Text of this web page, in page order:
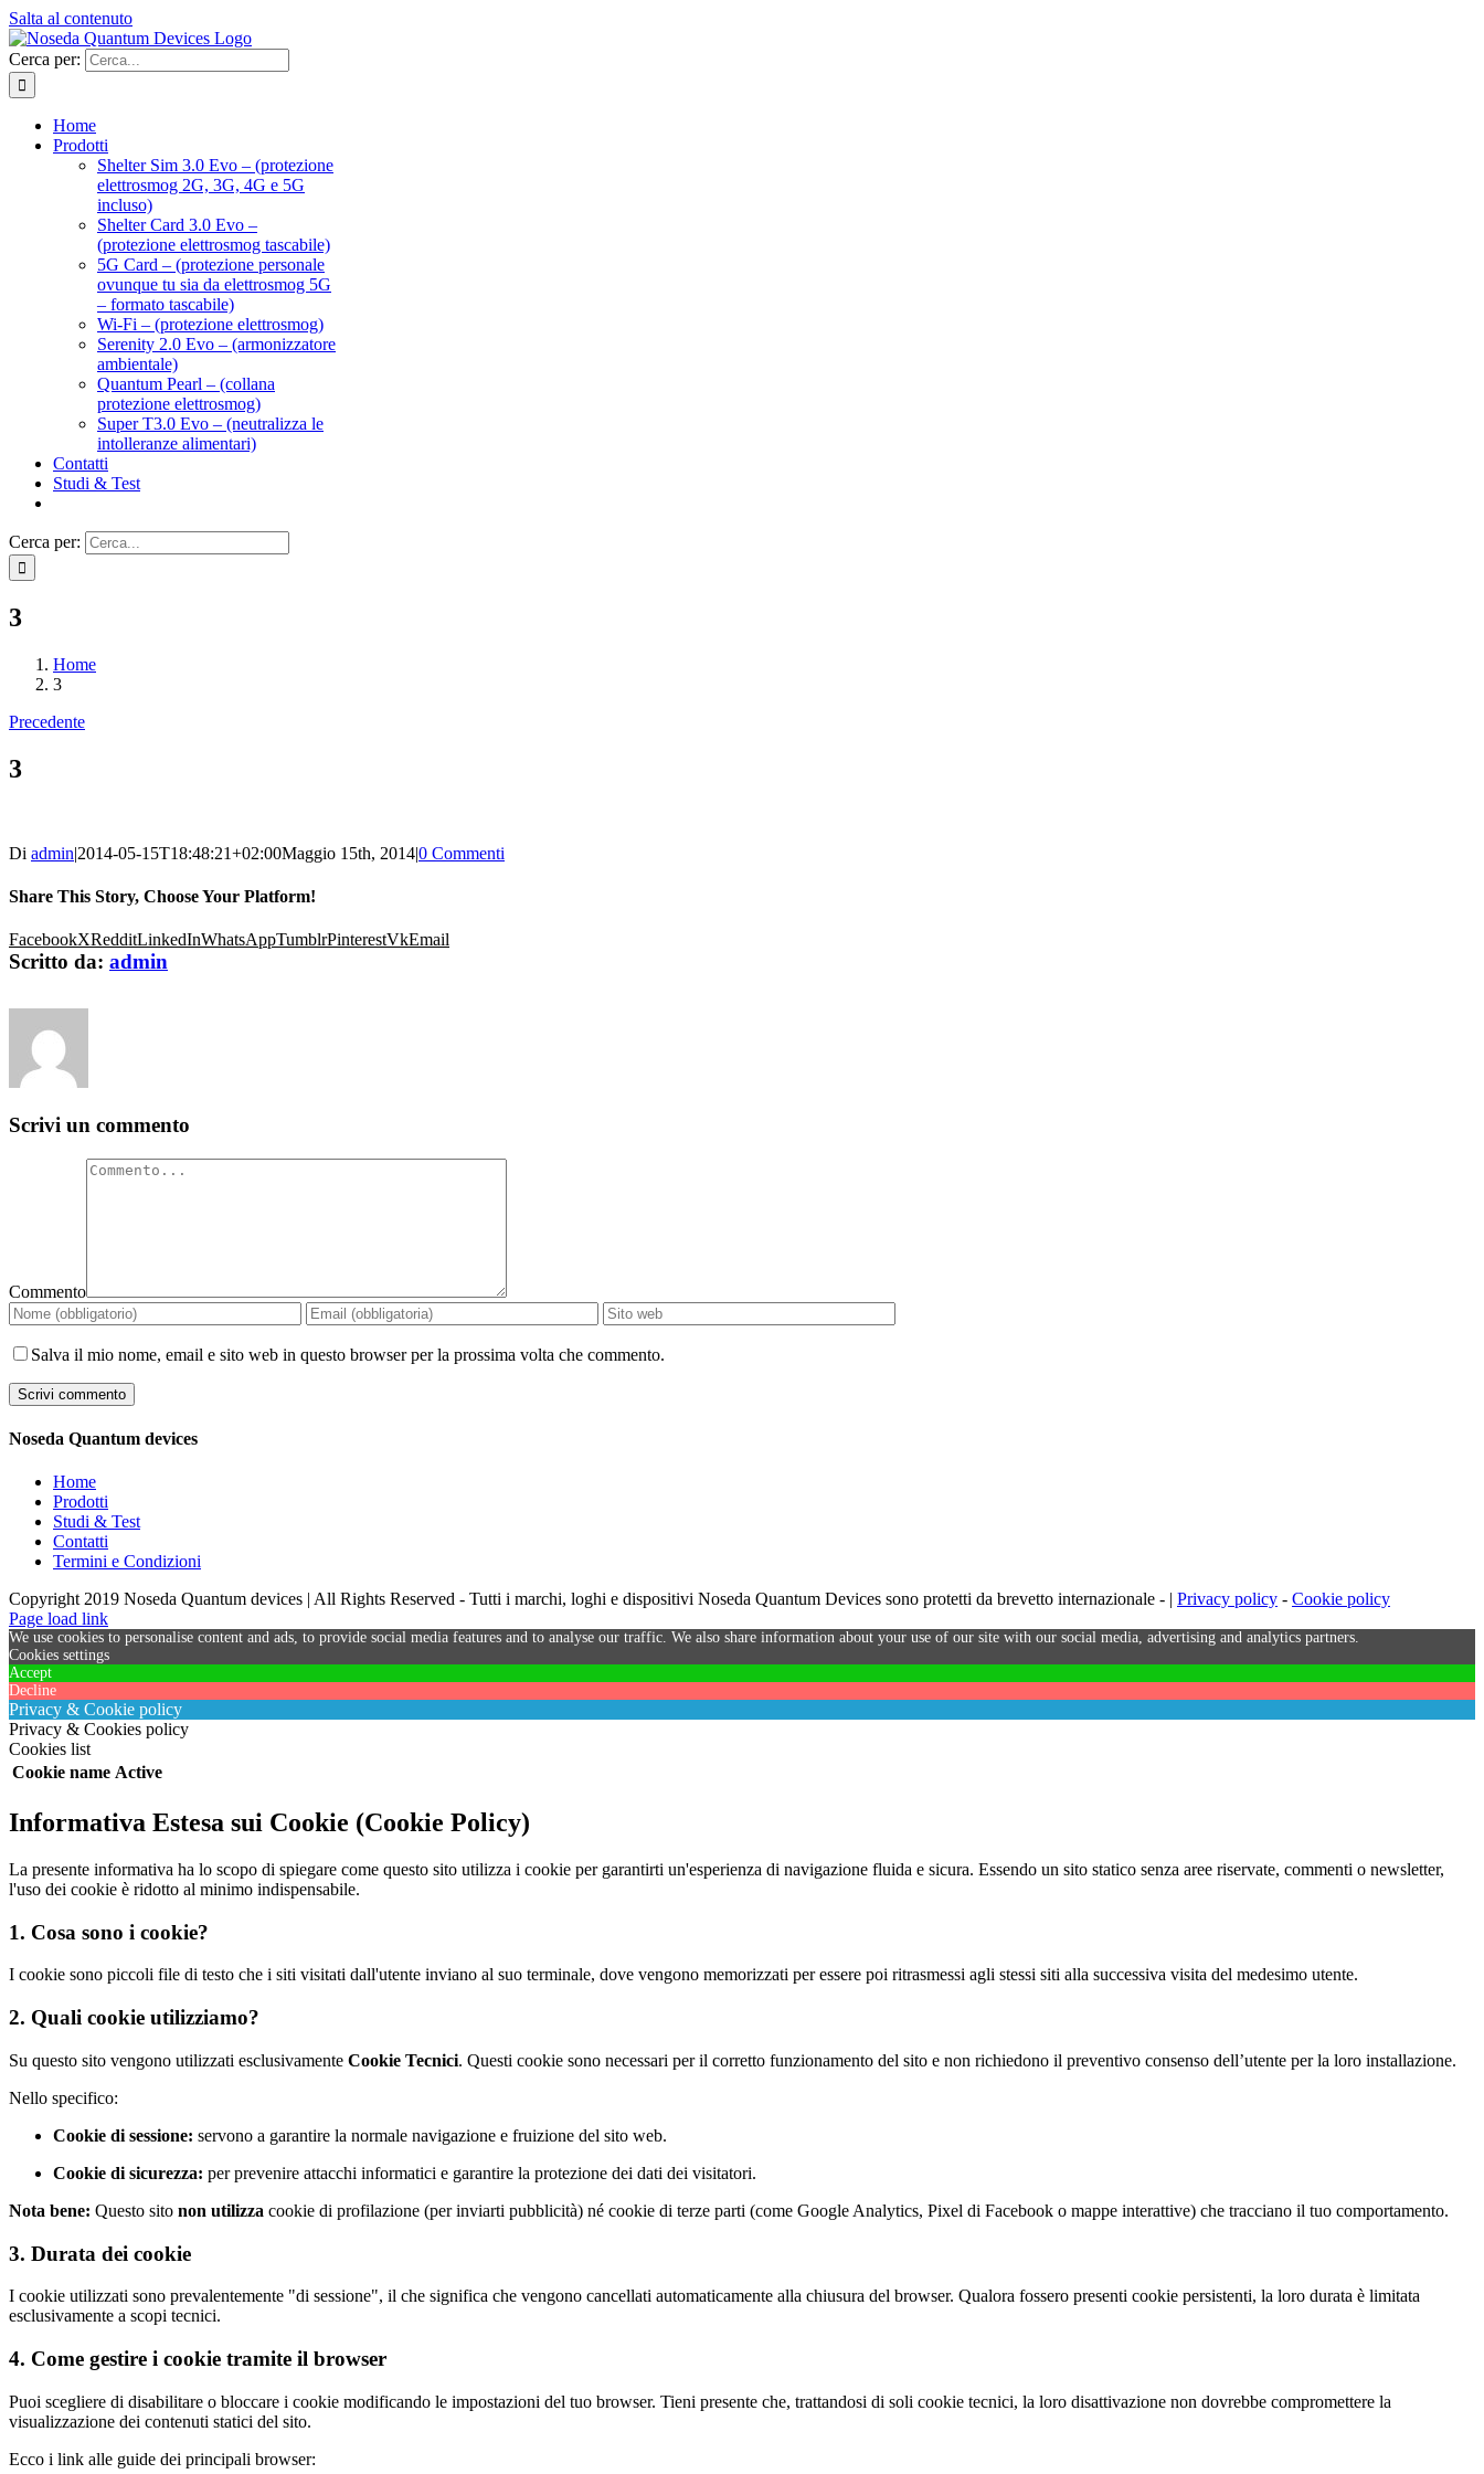
Salta al contenuto
Cerca per:
Home
Prodotti
Shelter Sim 3.0 Evo – (protezione
elettrosmog 2G, 3G, 4G e 5G
incluso)
Shelter Card 3.0 Evo –
(protezione elettrosmog tascabile)
5G Card – (protezione personale
ovunque tu sia da elettrosmog 5G
– formato tascabile)
Wi-Fi – (protezione elettrosmog)
Serenity 2.0 Evo – (armonizzatore
ambientale)
Quantum Pearl – (collana
protezione elettrosmog)
Super T3.0 Evo – (neutralizza le
intolleranze alimentari)
Contatti
Studi & Test
Cerca per:
3
Home
3
Precedente
3
Di admin|2014-05-15T18:48:21+02:00Maggio 15th, 2014|0 Commenti
Share This Story, Choose Your Platform!
FacebookXRedditLinkedInWhatsAppTumblrPinterestVkEmail
Scritto da: admin
Scrivi un commento
Commento
Salva il mio nome, email e sito web in questo browser per la prossima volta che commento.
Noseda Quantum devices
Home
Prodotti
Studi & Test
Contatti
Termini e Condizioni
Copyright 2019 Noseda Quantum devices | All Rights Reserved - Tutti i marchi, loghi e dispositivi Noseda Quantum Devices sono protetti da brevetto internazionale - | Privacy policy - Cookie policy
Page load link
We use cookies to personalise content and ads, to provide social media features and to analyse our traffic. We also share information about your use of our site with our social media, advertising and analytics partners.
Cookies settings
Accept
Decline
Privacy & Cookie policy
Privacy & Cookies policy
Cookies list
Cookie name Active
Informativa Estesa sui Cookie (Cookie Policy)
La presente informativa ha lo scopo di spiegare come questo sito utilizza i cookie per garantirti un'esperienza di navigazione fluida e sicura. Essendo un sito statico senza aree riservate, commenti o newsletter,
l'uso dei cookie è ridotto al minimo indispensabile.
1. Cosa sono i cookie?
I cookie sono piccoli file di testo che i siti visitati dall'utente inviano al suo terminale, dove vengono memorizzati per essere poi ritrasmessi agli stessi siti alla successiva visita del medesimo utente.
2. Quali cookie utilizziamo?
Su questo sito vengono utilizzati esclusivamente Cookie Tecnici. Questi cookie sono necessari per il corretto funzionamento del sito e non richiedono il preventivo consenso dell’utente per la loro installazione.
Nello specifico:
Cookie di sessione: servono a garantire la normale navigazione e fruizione del sito web.
Cookie di sicurezza: per prevenire attacchi informatici e garantire la protezione dei dati dei visitatori.
Nota bene: Questo sito non utilizza cookie di profilazione (per inviarti pubblicità) né cookie di terze parti (come Google Analytics, Pixel di Facebook o mappe interattive) che tracciano il tuo comportamento.
3. Durata dei cookie
I cookie utilizzati sono prevalentemente "di sessione", il che significa che vengono cancellati automaticamente alla chiusura del browser. Qualora fossero presenti cookie persistenti, la loro durata è limitata
esclusivamente a scopi tecnici.
4. Come gestire i cookie tramite il browser
Puoi scegliere di disabilitare o bloccare i cookie modificando le impostazioni del tuo browser. Tieni presente che, trattandosi di soli cookie tecnici, la loro disattivazione non dovrebbe compromettere la
visualizzazione dei contenuti statici del sito.
Ecco i link alle guide dei principali browser: